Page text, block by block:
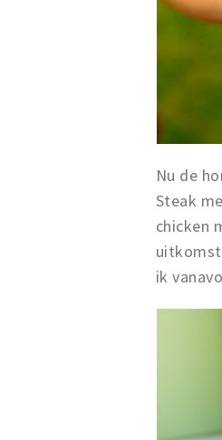
Nu de
Steak
chicken
ik